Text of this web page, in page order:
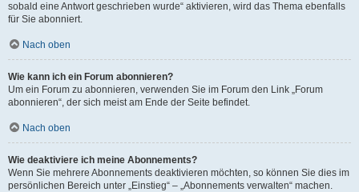
sobald eine Antwort geschrieben wurde“ aktivieren, wird das Thema ebenfalls
für Sie abonniert.
Nach oben
Wie kann ich ein Forum abonnieren?
Um ein Forum zu abonnieren, verwenden Sie im Forum den Link „Forum
abonnieren“, der sich meist am Ende der Seite befindet.
Nach oben
Wie deaktiviere ich meine Abonnements?
Wenn Sie mehrere Abonnements deaktivieren möchten, so können Sie dies im
persönlichen Bereich unter „Einstieg“ – „Abonnements verwalten“ machen.